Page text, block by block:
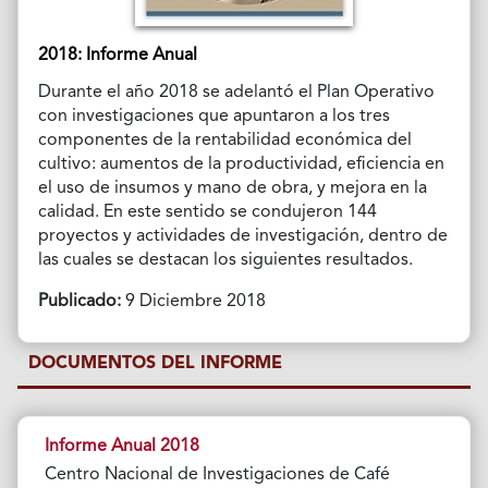
2018: Informe Anual
Durante el año 2018 se adelantó el Plan Operativo
con investigaciones que apuntaron a los tres
componentes de la rentabilidad económica del
cultivo: aumentos de la productividad, eficiencia en
el uso de insumos y mano de obra, y mejora en la
calidad. En este sentido se condujeron 144
proyectos y actividades de investigación, dentro de
las cuales se destacan los siguientes resultados.
Publicado:9 Diciembre 2018
DOCUMENTOS DEL INFORME
Informe Anual 2018
Centro Nacional de Investigaciones de Café